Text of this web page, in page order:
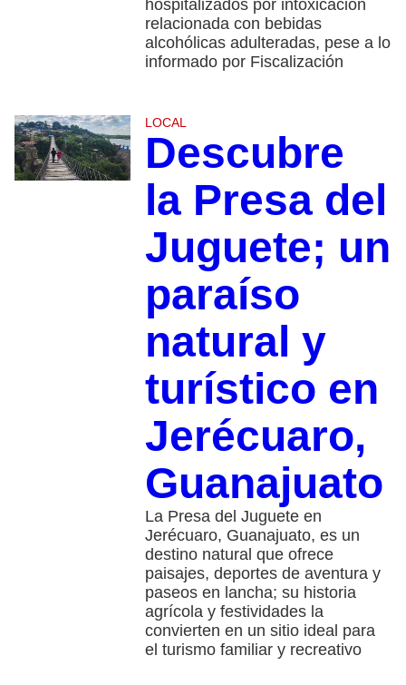
hospitalizados por intoxicación
relacionada con bebidas
alcohólicas adulteradas, pese a lo
informado por Fiscalización
LOCAL
Descubre
la Presa del
Juguete; un
paraíso
natural y
turístico en
Jerécuaro,
Guanajuato
La Presa del Juguete en
Jerécuaro, Guanajuato, es un
destino natural que ofrece
paisajes, deportes de aventura y
paseos en lancha; su historia
agrícola y festividades la
convierten en un sitio ideal para
el turismo familiar y recreativo